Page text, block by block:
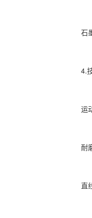
石墨
4.‌技
运动
耐磨
直线